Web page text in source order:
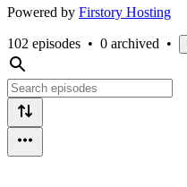
Powered by Firstory Hosting
102 episodes • 0 archived •